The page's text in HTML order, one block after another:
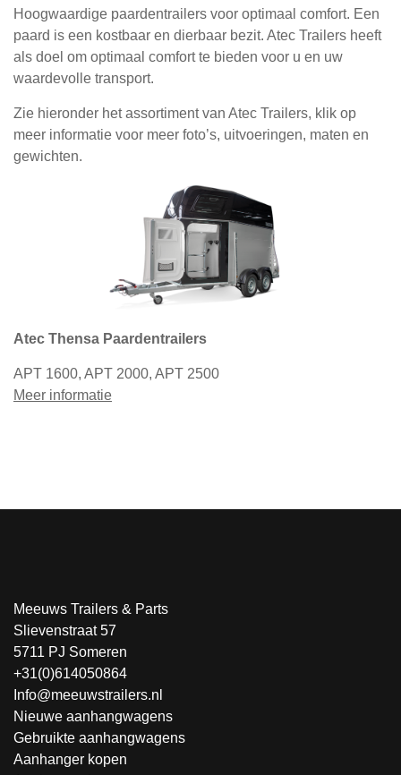
Hoogwaardige paardentrailers voor optimaal comfort. Een
paard is een kostbaar en dierbaar bezit. Atec Trailers heeft
als doel om optimaal comfort te bieden voor u en uw
waardevolle transport.
Zie hieronder het assortiment van Atec Trailers, klik op
meer informatie voor meer foto’s, uitvoeringen, maten en
gewichten.
Atec Thensa Paardentrailers
APT 1600, APT 2000, APT 2500
Meer informatie
Meeuws Trailers & Parts
Slievenstraat 57
5711 PJ Someren
+31(0)614050864
Info@meeuwstrailers.nl
Nieuwe aanhangwagens
Gebruikte aanhangwagens
Aanhanger kopen